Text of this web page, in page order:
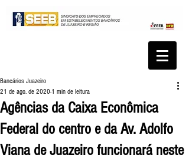
Agências da Caixa Econômica
Federal do centro e da Av. Adolfo
Viana de Juazeiro funcionará neste
Bancários Juazeiro
21 de ago. de 2020 1 min de leitura